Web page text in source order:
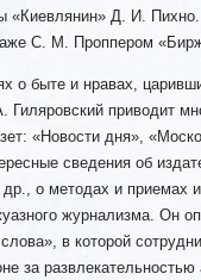
«Киевлянин» Д. И.
С. М. Проппером
о быте и нравах,
Гиляровский приводит
«Новости дня»,
сведения об
о методах и приемах
журнализма. Он
в которой
за развлекательностью